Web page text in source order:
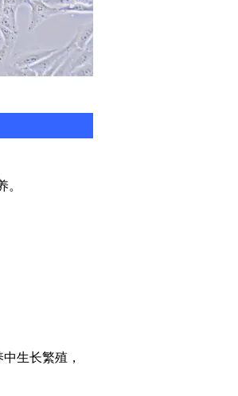
。
生长繁殖，